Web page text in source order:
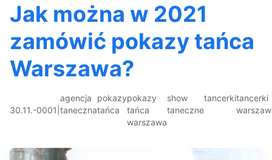
Jak można w 2021
zamówić pokazy tańca
Warszawa?
30.11.-0001
agencja
taneczna
pokazy
tańca
pokazy
tańca
warszawa
show
taneczne
tancerkitancerki